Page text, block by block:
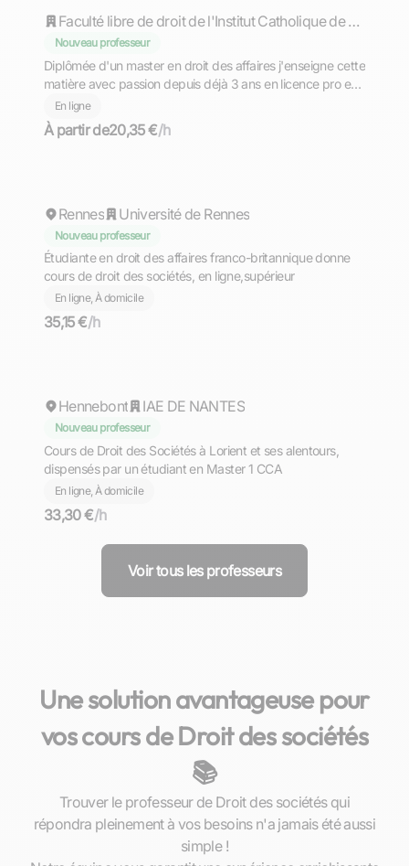
Faculté libre de droit de l'Institut Catholique de Toulouse
Nouveau professeur
Diplômée d'un master en droit des affaires j'enseigne cette
matière avec passion depuis déjà 3 ans en licence pro et
master
En ligne
À partir de20,35 €/h
Rennes Université de Rennes
Nouveau professeur
Étudiante en droit des affaires franco-britannique donne
cours de droit des sociétés, en ligne,supérieur
En ligne, À domicile
35,15 €/h
Hennebont IAE DE NANTES
Nouveau professeur
Cours de Droit des Sociétés à Lorient et ses alentours,
dispensés par un étudiant en Master 1 CCA
En ligne, À domicile
33,30 €/h
Voir tous les professeurs
Une solution avantageuse pour
vos cours de Droit des sociétés
📚
Trouver le professeur de Droit des sociétés qui
répondra pleinement à vos besoins n'a jamais été aussi
simple !